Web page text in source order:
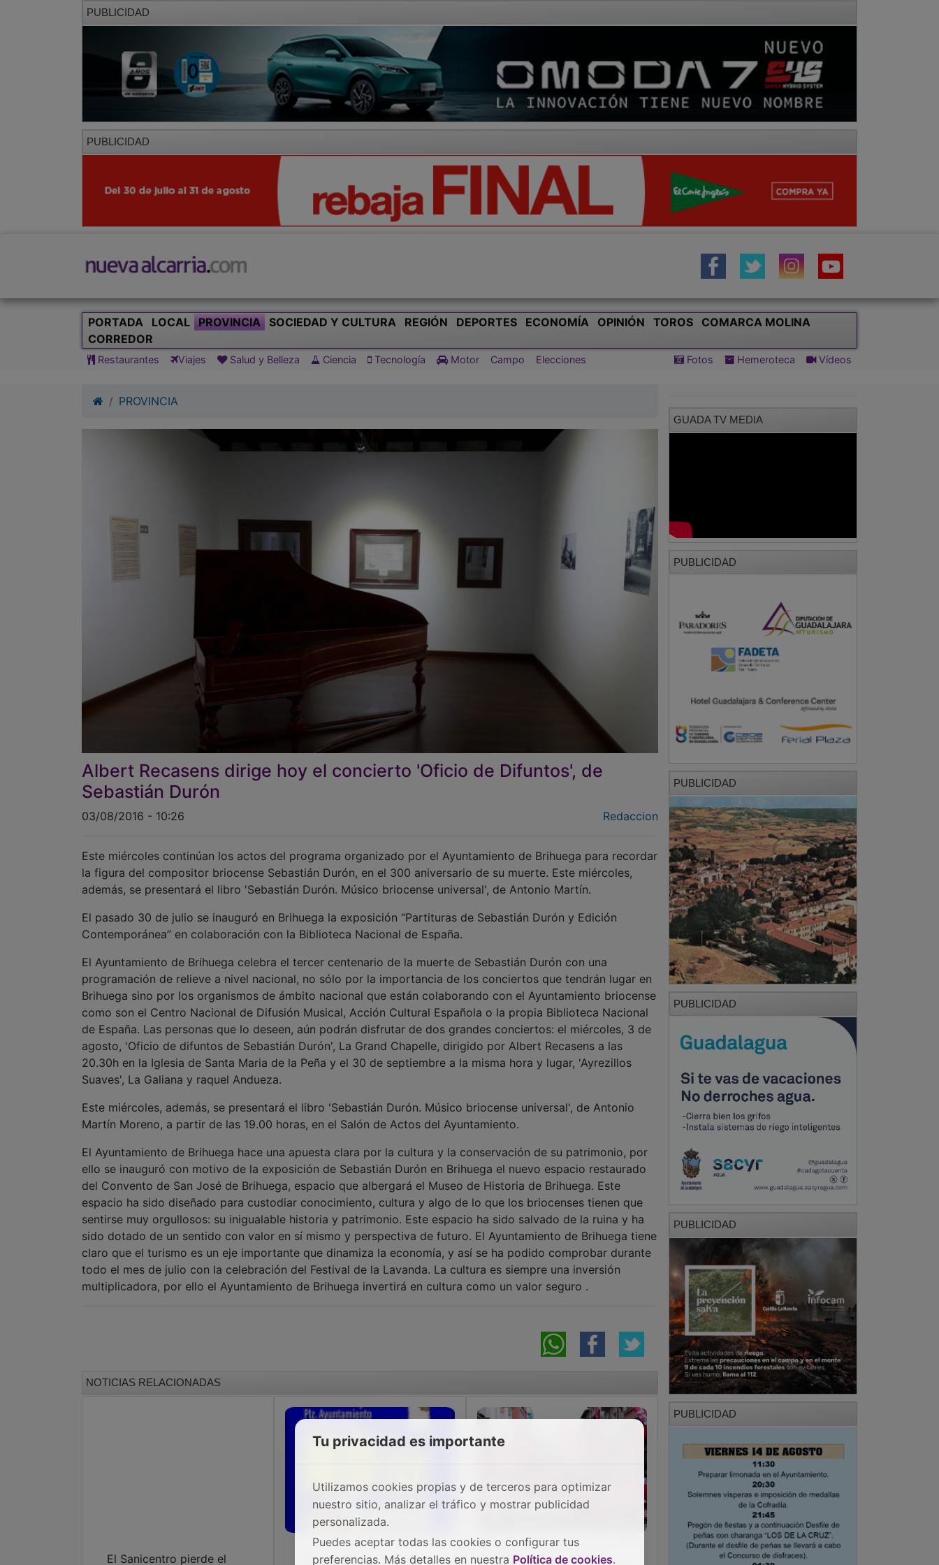
PUBLICIDAD
PUBLICIDAD
PORTADA LOCAL PROVINCIA SOCIEDAD Y CULTURA REGIÓN DEPORTES ECONOMÍA OPINIÓN TOROS
COMARCA MOLINA
CORREDOR
Restaurantes Viajes Salud y Belleza Ciencia Tecnología Motor Campo Elecciones Fotos Hemeroteca Vídeos
PROVINCIA
Albert Recasens dirige hoy el concierto 'Oficio de Difuntos', de
Sebastián Durón
03/08/2016 - 10:26 Redaccion
Este miércoles continúan los actos del programa organizado por el Ayuntamiento de Brihuega para recordar
la figura del compositor briocense Sebastián Durón, en el 300 aniversario de su muerte. Este miércoles,
además, se presentará el libro 'Sebastián Durón. Músico briocense universal', de Antonio Martín.
El pasado 30 de julio se inauguró en Brihuega la exposición “Partituras de Sebastián Durón y Edición
Contemporánea” en colaboración con la Biblioteca Nacional de España.
El Ayuntamiento de Brihuega celebra el tercer centenario de la muerte de Sebastián Durón con una
programación de relieve a nivel nacional, no sólo por la importancia de los conciertos que tendrán lugar en
Brihuega sino por los organismos de ámbito nacional que están colaborando con el Ayuntamiento briocense
como son el Centro Nacional de Difusión Musical, Acción Cultural Española o la propia Biblioteca Nacional
de España. Las personas que lo deseen, aún podrán disfrutar de dos grandes conciertos: el miércoles, 3 de
agosto, 'Oficio de difuntos de Sebastián Durón', La Grand Chapelle, dirigido por Albert Recasens a las
20.30h en la Iglesia de Santa Maria de la Peña y el 30 de septiembre a la misma hora y lugar, 'Ayrezillos
Suaves', La Galiana y raquel Andueza.
Este miércoles, además, se presentará el libro 'Sebastián Durón. Músico briocense universal', de Antonio
Martín Moreno, a partir de las 19.00 horas, en el Salón de Actos del Ayuntamiento.
El Ayuntamiento de Brihuega hace una apuesta clara por la cultura y la conservación de su patrimonio, por
ello se inauguró con motivo de la exposición de Sebastián Durón en Brihuega el nuevo espacio restaurado
del Convento de San José de Brihuega, espacio que albergará el Museo de Historia de Brihuega. Este
espacio ha sido diseñado para custodiar conocimiento, cultura y algo de lo que los briocenses tienen que
sentirse muy orgullosos: su inigualable historia y patrimonio. Este espacio ha sido salvado de la ruina y ha
sido dotado de un sentido con valor en sí mismo y perspectiva de futuro. El Ayuntamiento de Brihuega tiene
claro que el turismo es un eje importante que dinamiza la economía, y así se ha podido comprobar durante
todo el mes de julio con la celebración del Festival de la Lavanda. La cultura es siempre una inversión
multiplicadora, por ello el Ayuntamiento de Brihuega invertirá en cultura como un valor seguro .
NOTICIAS RELACIONADAS
El Sanicentro pierde el
Convocan una
Cientos de personas
GUADA TV MEDIA
PUBLICIDAD
PUBLICIDAD
PUBLICIDAD
PUBLICIDAD
PUBLICIDAD
Tu privacidad es importante
Utilizamos cookies propias y de terceros para optimizar
nuestro sitio, analizar el tráfico y mostrar publicidad
personalizada.
Puedes aceptar todas las cookies o configurar tus
preferencias. Más detalles en nuestra Política de cookies.